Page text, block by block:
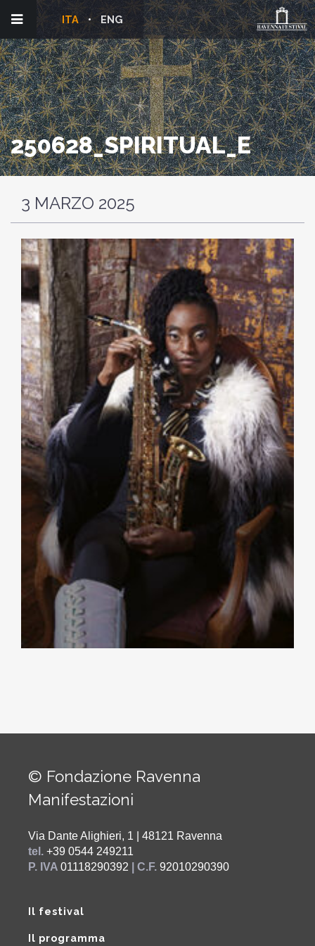
ENG
ITA
250628_SPIRITUAL_E
3 MARZO 2025
© Fondazione Ravenna
Manifestazioni
Via Dante Alighieri, 1 | 48121 Ravenna
tel. +39 0544 249211
P. IVA 01118290392 | C.F. 92010290390
Il festival
Il programma